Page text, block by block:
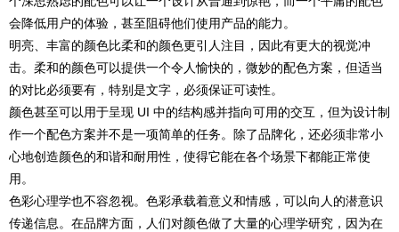
会降低用户的体验，甚至阻碍他们使用产品的能力。
明亮、丰富的颜色比柔和的颜色更引人注目，因此有更大的视觉冲
击。柔和的颜色可以提供一个令人愉快的，微妙的配色方案，但适当
的对比必须要有，特别是文字，必须保证可读性。
颜色甚至可以用于呈现 UI 中的结构感并指向可用的交互，但为设计制
作一个配色方案并不是一项简单的任务。除了品牌化，还必须非常小
心地创造颜色的和谐和耐用性，使得它能在各个场景下都能正常使
用。
色彩心理学也不容忽视。色彩承载着意义和情感，可以向人的潜意识
传递信息。在品牌方面，人们对颜色做了大量的心理学研究，因为在